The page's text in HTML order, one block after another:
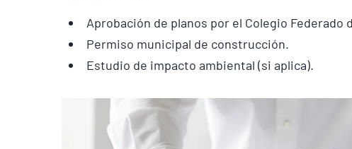
Aprobación de planos por el Colegio Federado
Permiso municipal de construcción.
Estudio de impacto ambiental (si aplica).